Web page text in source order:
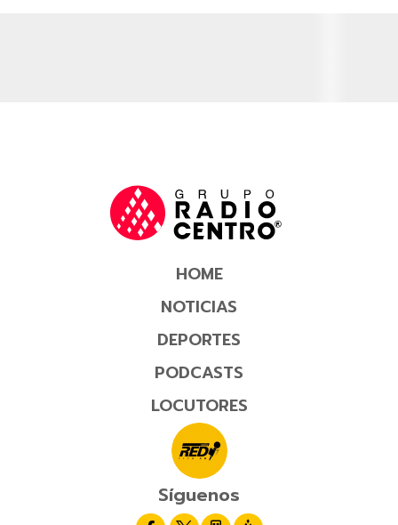
HOME
NOTICIAS
DEPORTES
PODCASTS
LOCUTORES
Síguenos